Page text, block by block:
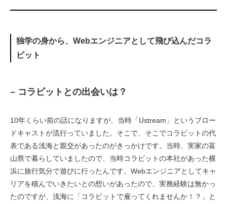
独学の身から、Webエンジニアとして飛び込んだコラ
ビット
– コラビットとの出会いは？
10年くらい前の話になりますが、当時「Ustream」というブロー
ドキャストが流行っていました。そこで、そこでコラビットの代
表である浅海と親交があったのがきっかけです。当時、実家の富
山県で暮らしていましたので、当時コラビットの本社があった横
浜に旅行気分で遊びに行ったんです。Webエンジニアとしてキャ
リアを積んでいきたいとの想いがあったので、実務経験は無かっ
たのですが、浅海に「コラビットで雇ってくれませんか！？」と